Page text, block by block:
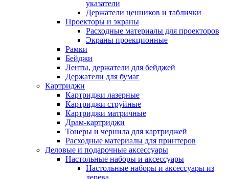
указатели
Держатели ценников и таблички
Проекторы и экраны
Расходные материалы для проекторов
Экраны проекционные
Рамки
Бейджи
Ленты, держатели для бейджей
Держатели для бумаг
Картриджи
Картриджи лазерные
Картриджи струйные
Картриджи матричные
Драм-картриджи
Тонеры и чернила для картриджей
Расходные материалы для принтеров
Деловые и подарочные аксессуары
Настольные наборы и аксессуары
Настольные наборы и аксессуары из